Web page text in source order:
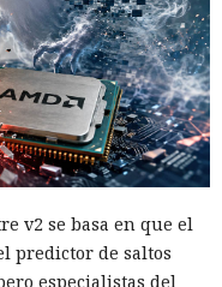
v2 se basa en que el
predictor de saltos
especialistas del